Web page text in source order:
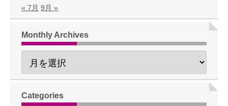
« 7月 9月 »
Monthly Archives
Categories